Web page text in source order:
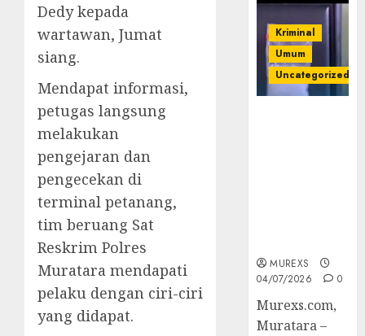
Dedy kepada
wartawan, Jumat
siang.
Mendapat informasi,
petugas langsung
melakukan
pengejaran dan
pengecekan di
terminal petanang,
tim beruang Sat
Reskrim Polres
Muratara mendapati
pelaku dengan ciri-ciri
yang didapat.
Kriminal
Umum
Uncategorized
MUREXS
04/07/2026
0
Murexs.com,
Muratara –